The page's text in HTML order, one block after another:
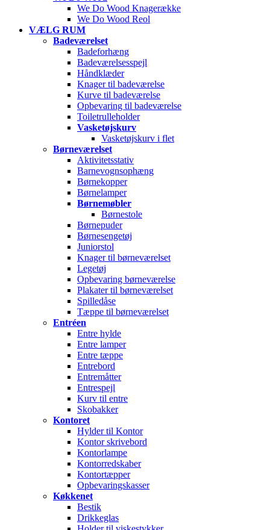
We Do Wood Knagerække
We Do Wood Reol
VÆLG RUM
Badeværelset
Badeforhæng
Badeværelsesspejl
Håndklæder
Knager til badeværelse
Kurve til badeværelse
Opbevaring til badeværelse
Toiletrulleholder
Vasketøjskurv
Vasketøjskurv i flet
Børneværelset
Aktivitetsstativ
Barnevognsophæng
Børnekopper
Børnelamper
Børnemøbler
Børnestole
Børnepuder
Børnesengetøj
Juniorstol
Knager til børneværelset
Legetøj
Opbevaring børneværelse
Plakater til børneværelset
Spilledåse
Tæppe til børneværelset
Entréen
Entre hylde
Entre lamper
Entre tæppe
Entrebord
Entremåtter
Entrespejl
Kurv til entre
Skobakker
Kontoret
Hylder til Kontor
Kontor skrivebord
Kontorlampe
Kontorredskaber
Kontortæpper
Opbevaringskasser
Køkkenet
Bestik
Drikkeglas